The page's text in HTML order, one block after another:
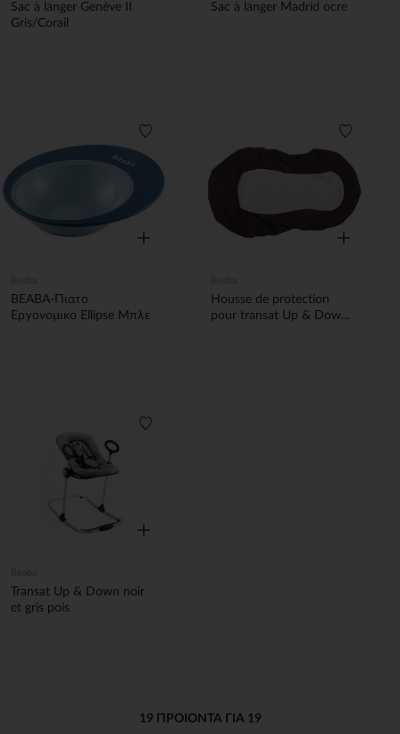
Sac à langer Genève II
Gris/Corail
Sac à langer Madrid ocre
Λίστα προτιμήσεων
Γρήγορη επισκόπηση
BEABA-Πιατο
Εργονομικο Ellipse Μπλε
Γρήγορη
Housse de protection
pour transat Up & Down -
Γρήγορη επισκόπηση
Transat Up & Down noir
et gris pois
19 ΠΡΟΙΌΝΤΑ ΓΙΑ 19